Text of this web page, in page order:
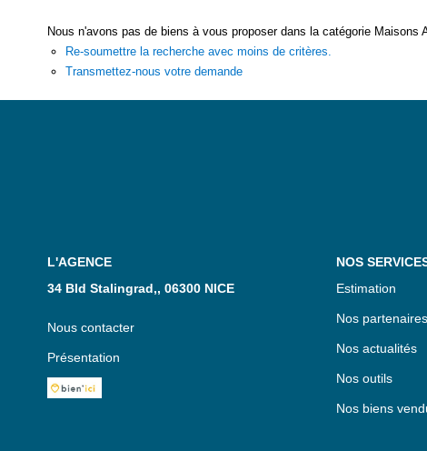
Nous n'avons pas de biens à vous proposer dans la catégorie
Re-soumettre la recherche avec moins de critères.
Transmettez-nous votre demande
L'AGENCE
34 Bld Stalingrad,, 06300 NICE
Nous contacter
Présentation
NOS
Estimation
Nos partenaires
Nos actualités
Nos outils
Nos biens